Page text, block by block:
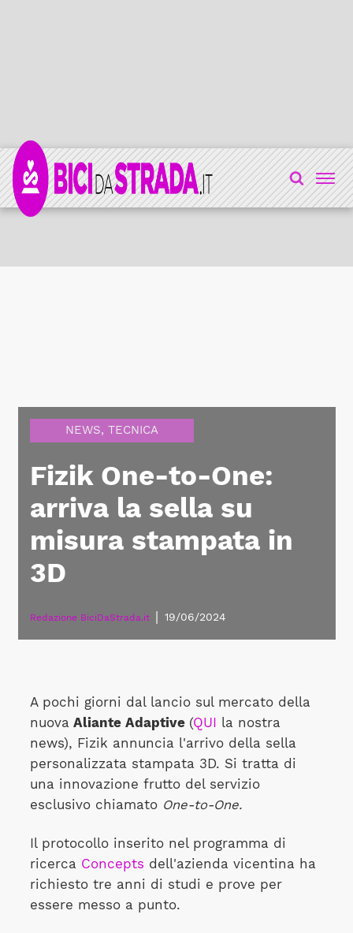
NEWS, TECNICA
Fizik One-to-One:
arriva la sella su
misura stampata in
3D
Redazione BiciDaStrada.it 19/06/2024
A pochi giorni dal lancio sul mercato della
nuovaAliante Adaptive (QUI la nostra
news), Fizik annuncia l'arrivo della sella
personalizzata stampata 3D. Si tratta di
una innovazione frutto del servizio
esclusivo chiamato One-to-One.
Il protocollo inserito nel programma di
ricerca Concepts dell'azienda vicentina ha
richiesto tre anni di studi e prove per
essere messo a punto.